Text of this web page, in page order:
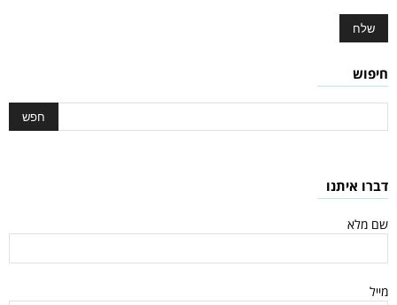
חיפוש
דברו איתנו
שם מלא
מייל